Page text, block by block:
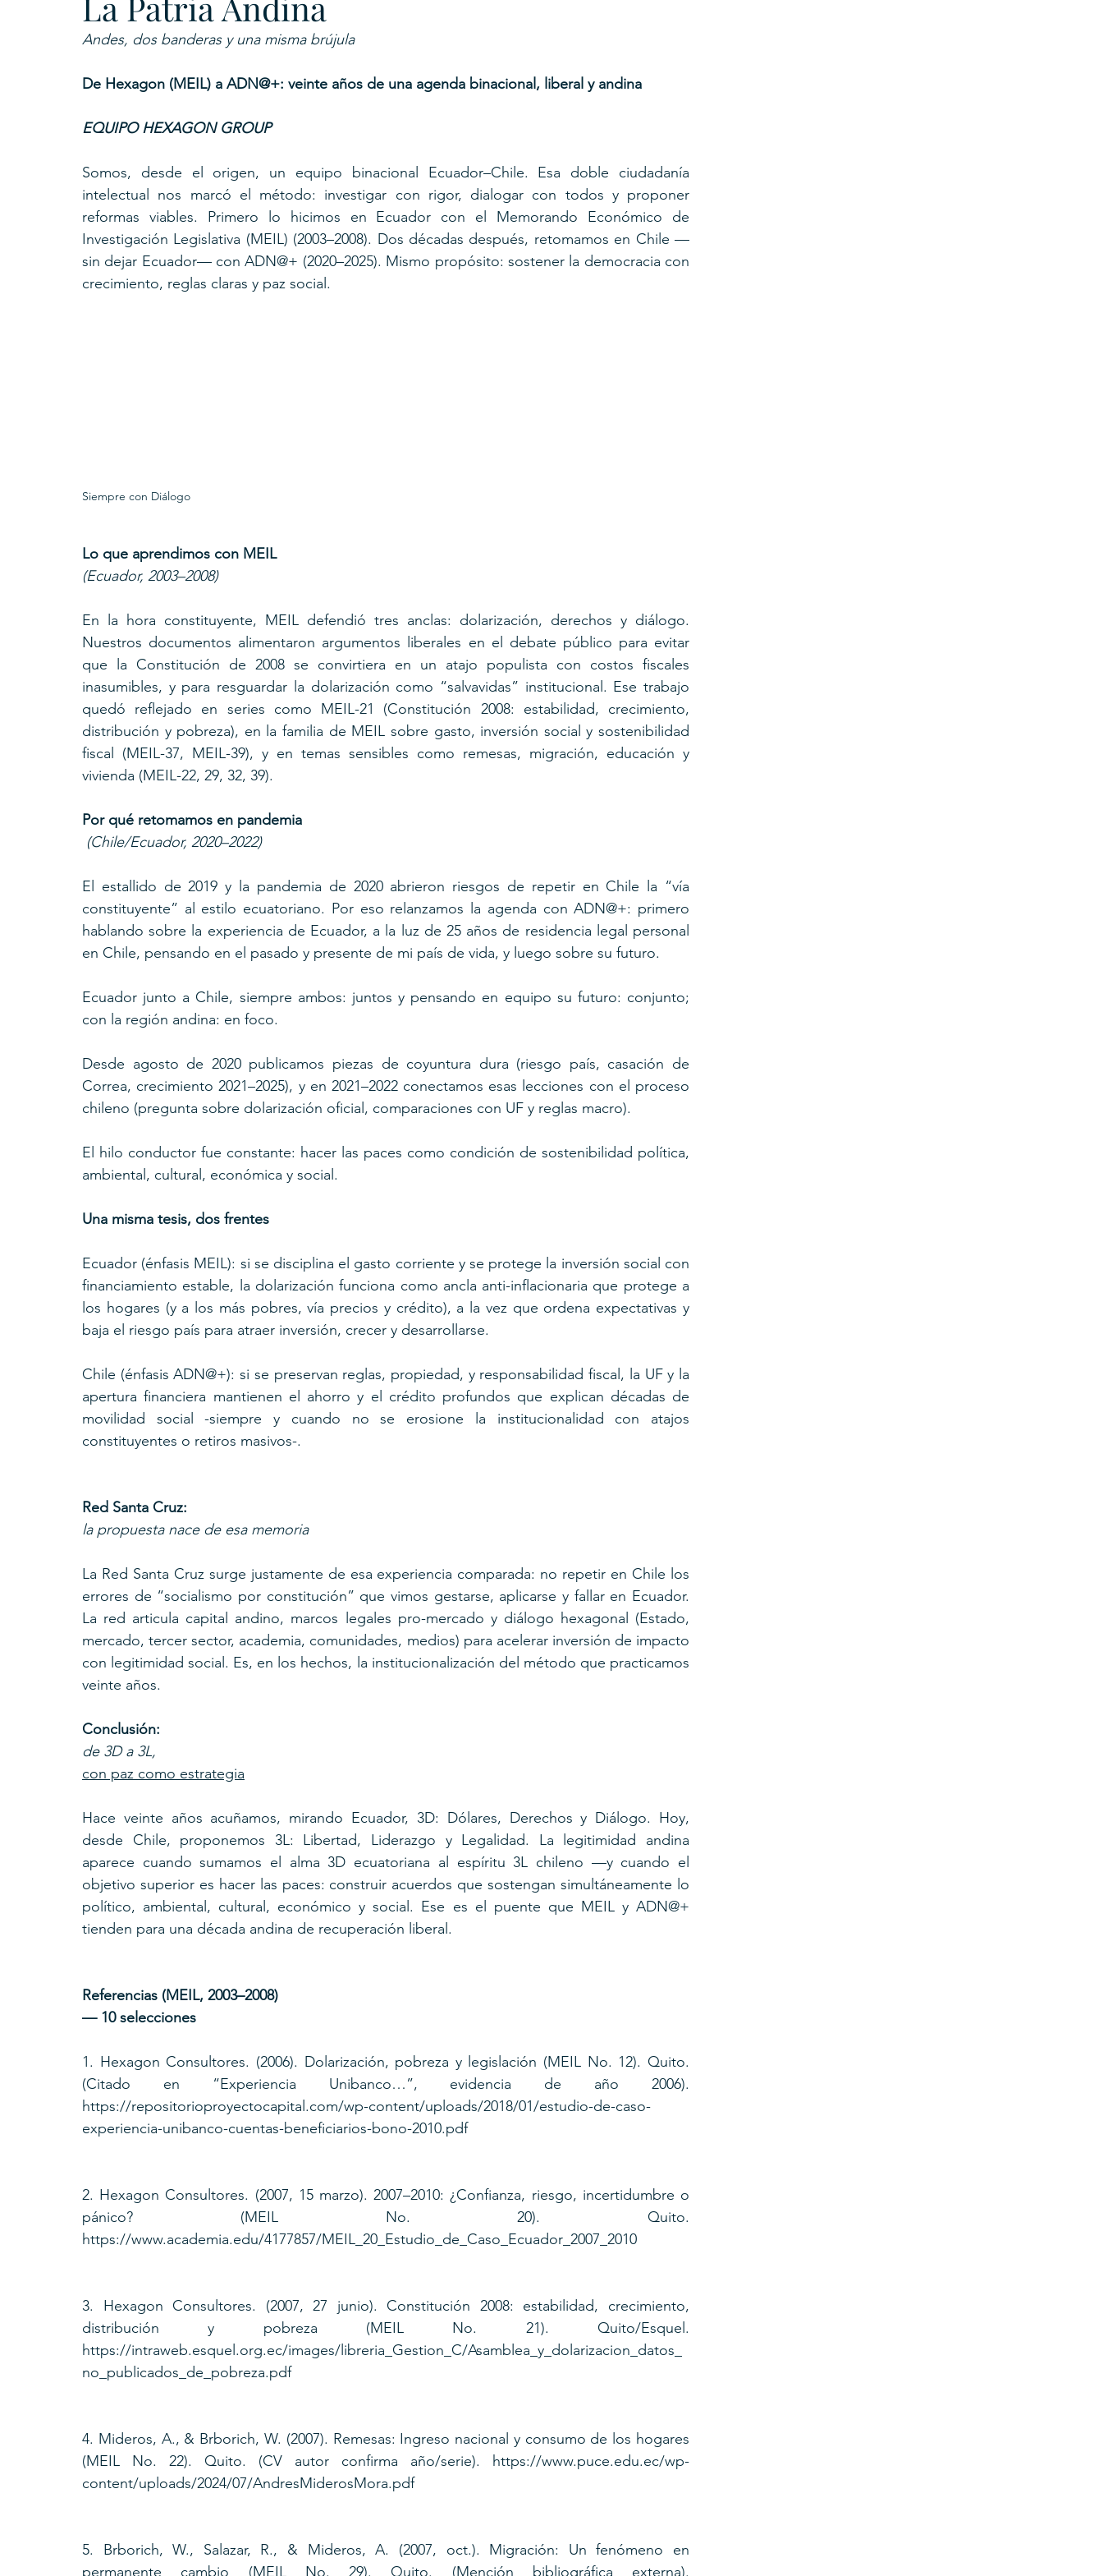
Andes, dos banderas y una misma brújula
De Hexagon (MEIL) a ADN@+: veinte años de una agenda binacional, liberal y andina
EQUIPO HEXAGON GROUP
Somos, desde el origen, un equipo binacional Ecuador–Chile. Esa doble ciudadanía
intelectual nos marcó el método: investigar con rigor, dialogar con todos y proponer
reformas viables. Primero lo hicimos en Ecuador con el Memorando Económico de
Investigación Legislativa (MEIL) (2003–2008). Dos décadas después, retomamos en Chile —
sin dejar Ecuador— con ADN@+ (2020–2025). Mismo propósito: sostener la democracia con
crecimiento, reglas claras y paz social.
Siempre con Diálogo
Lo que aprendimos con MEIL
(Ecuador, 2003–2008)
En la hora constituyente, MEIL defendió tres anclas: dolarización, derechos y diálogo.
Nuestros documentos alimentaron argumentos liberales en el debate público para evitar
que la Constitución de 2008 se convirtiera en un atajo populista con costos fiscales
inasumibles, y para resguardar la dolarización como “salvavidas” institucional. Ese trabajo
quedó reflejado en series como MEIL-21 (Constitución 2008: estabilidad, crecimiento,
distribución y pobreza), en la familia de MEIL sobre gasto, inversión social y sostenibilidad
fiscal (MEIL-37, MEIL-39), y en temas sensibles como remesas, migración, educación y
vivienda (MEIL-22, 29, 32, 39).
Por qué retomamos en pandemia
(Chile/Ecuador, 2020–2022)
El estallido de 2019 y la pandemia de 2020 abrieron riesgos de repetir en Chile la “vía
constituyente” al estilo ecuatoriano. Por eso relanzamos la agenda con ADN@+: primero
hablando sobre la experiencia de Ecuador, a la luz de 25 años de residencia legal personal
en Chile, pensando en el pasado y presente de mi país de vida, y luego sobre su futuro.
Ecuador junto a Chile, siempre ambos: juntos y pensando en equipo su futuro: conjunto;
con la región andina: en foco.
Desde agosto de 2020 publicamos piezas de coyuntura dura (riesgo país, casación de
Correa, crecimiento 2021–2025), y en 2021–2022 conectamos esas lecciones con el proceso
chileno (pregunta sobre dolarización oficial, comparaciones con UF y reglas macro).
El hilo conductor fue constante: hacer las paces como condición de sostenibilidad política,
ambiental, cultural, económica y social.
Una misma tesis, dos frentes
Ecuador (énfasis MEIL): si se disciplina el gasto corriente y se protege la inversión social con
financiamiento estable, la dolarización funciona como ancla anti-inflacionaria que protege a
los hogares (y a los más pobres, vía precios y crédito), a la vez que ordena expectativas y
baja el riesgo país para atraer inversión, crecer y desarrollarse.
Chile (énfasis ADN@+): si se preservan reglas, propiedad, y responsabilidad fiscal, la UF y la
apertura financiera mantienen el ahorro y el crédito profundos que explican décadas de
movilidad social -siempre y cuando no se erosione la institucionalidad con atajos
constituyentes o retiros masivos-.
Red Santa Cruz:
la propuesta nace de esa memoria
La Red Santa Cruz surge justamente de esa experiencia comparada: no repetir en Chile los
errores de “socialismo por constitución” que vimos gestarse, aplicarse y fallar en Ecuador.
La red articula capital andino, marcos legales pro-mercado y diálogo hexagonal (Estado,
mercado, tercer sector, academia, comunidades, medios) para acelerar inversión de impacto
con legitimidad social. Es, en los hechos, la institucionalización del método que practicamos
veinte años.
Conclusión:
de 3D a 3L,
con paz como estrategia
Hace veinte años acuñamos, mirando Ecuador, 3D: Dólares, Derechos y Diálogo. Hoy,
desde Chile, proponemos 3L: Libertad, Liderazgo y Legalidad. La legitimidad andina
aparece cuando sumamos el alma 3D ecuatoriana al espíritu 3L chileno —y cuando el
objetivo superior es hacer las paces: construir acuerdos que sostengan simultáneamente lo
político, ambiental, cultural, económico y social. Ese es el puente que MEIL y ADN@+
tienden para una década andina de recuperación liberal.
Referencias (MEIL, 2003–2008)
— 10 selecciones
1. Hexagon Consultores. (2006). Dolarización, pobreza y legislación (MEIL No. 12). Quito.
(Citado en “Experiencia Unibanco…”, evidencia de año 2006).
https://repositorioproyectocapital.com/wp-content/uploads/2018/01/estudio-de-caso-
experiencia-unibanco-cuentas-beneficiarios-bono-2010.pdf
2. Hexagon Consultores. (2007, 15 marzo). 2007–2010: ¿Confianza, riesgo, incertidumbre o
pánico? (MEIL No. 20). Quito.
https://www.academia.edu/4177857/MEIL_20_Estudio_de_Caso_Ecuador_2007_2010
3. Hexagon Consultores. (2007, 27 junio). Constitución 2008: estabilidad, crecimiento,
distribución y pobreza (MEIL No. 21). Quito/Esquel.
https://intraweb.esquel.org.ec/images/libreria_Gestion_C/Asamblea_y_dolarizacion_datos_
no_publicados_de_pobreza.pdf
4. Mideros, A., & Brborich, W. (2007). Remesas: Ingreso nacional y consumo de los hogares
(MEIL No. 22). Quito. (CV autor confirma año/serie). https://www.puce.edu.ec/wp-
content/uploads/2024/07/AndresMiderosMora.pdf
5. Brborich, W., Salazar, R., & Mideros, A. (2007, oct.). Migración: Un fenómeno en
permanente cambio (MEIL No. 29). Quito. (Mención bibliográfica externa).